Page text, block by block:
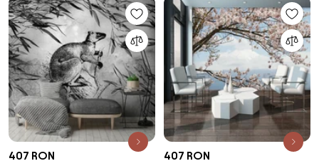
407 RON 407 RON